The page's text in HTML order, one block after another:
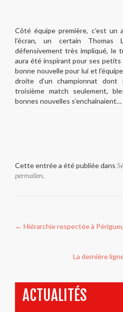
Côté équipe première, c’est
l’écran, un certain Thomas
défensivement très impliqué, le
aura été inspirant pour ses petits
bonne nouvelle pour lui et
droite d’un championnat
troisième match seulement,
bonnes nouvelles s’enchaînaient…
Cette entrée a été publiée dans
permalien.
de
← Hiérarchie respectée à
La dernière
ACTUALITÉS